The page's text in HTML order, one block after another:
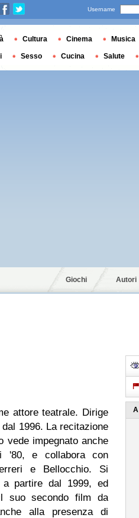
Giochi Autori
attore teatrale. Dirige
1996. La recitazione
vede impegnato anche
'80, e collabora con
e Bellocchio. Si
a partire dal 1999, ed
suo secondo film da
alla presenza di
Username
Cultura Cinema Musica
Sesso Cucina Salute